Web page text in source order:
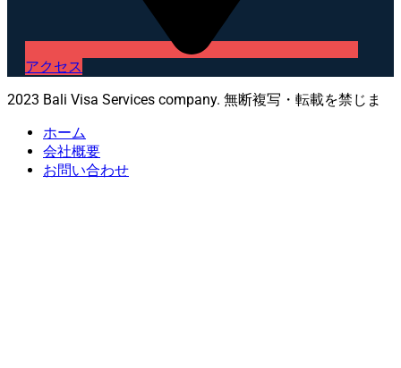
アクセス
2023 Bali Visa Services company. 無断複写・転載を禁じま
ホーム
会社概要
お問い合わせ